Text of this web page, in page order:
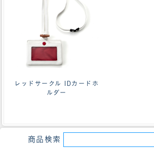
レッドサークル IDカードホ
ルダー
商品検索